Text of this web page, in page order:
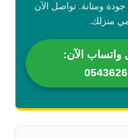
ومتانة. تواصل الآن
منزلك.
واتساب الآن: